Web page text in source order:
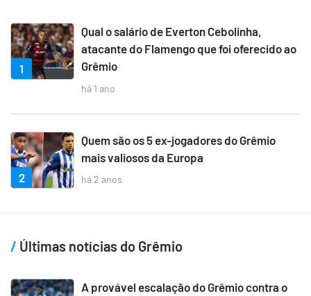
1
Qual o salário de Everton Cebolinha,
atacante do Flamengo que foi oferecido ao
Grêmio
há 1 ano
2
Quem são os 5 ex-jogadores do Grêmio
mais valiosos da Europa
há 2 anos
Últimas notícias do Grêmio
A provável escalação do Grêmio contra o